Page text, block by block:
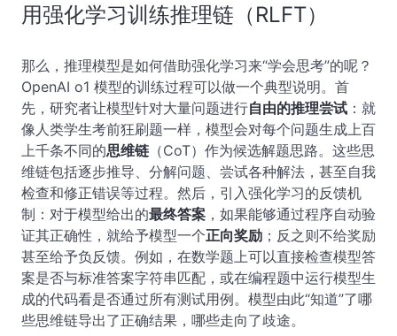
用强化学习训练推理链（RLFT）
那么，推理模型是如何借助强化学习来“学会思考”的呢？
OpenAI o1 模型的训练过程可以做一个典型说明。首
先，研究者让模型针对大量问题进行自由的推理尝试 ：就
像人类学生考前狂刷题一样，模型会对每个问题生成上百
上千条不同的思维链 （CoT）作为候选解题思路。这些思
维链包括逐步推导、分解问题、尝试各种解法，甚至自我
检查和修正错误等过程。然后，引入强化学习的反馈机
制：对于模型给出的最终答案 ，如果能够通过程序自动验
证其正确性，就给予模型一个正向奖励 ；反之则不给奖励
甚至给予负反馈。例如，在数学题上可以直接检查模型答
案是否与标准答案字符串匹配，或在编程题中运行模型生
成的代码看是否通过所有测试用例。模型由此“知道”了哪
些思维链导出了正确结果，哪些走向了歧途。